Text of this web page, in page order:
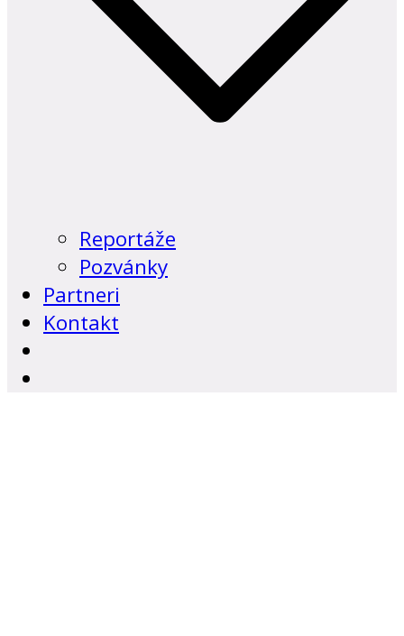
Reportáže
Pozvánky
Partneri
Kontakt